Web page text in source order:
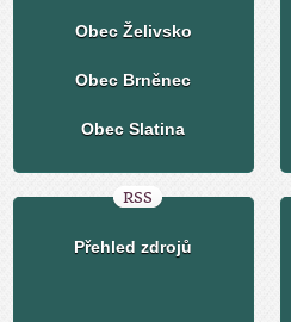
Obec Želivsko
Obec Brněnec
Obec Slatina
RSS
Přehled zdrojů